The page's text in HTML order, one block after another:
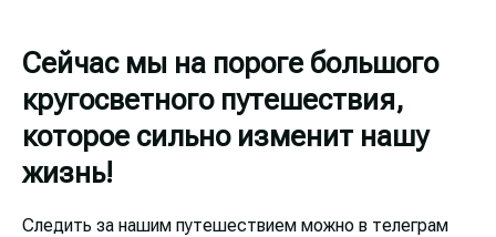
Сейчас мы на пороге большого
кругосветного путешествия,
которое сильно изменит нашу
жизнь!
Следить за нашим путешествием можно в телеграм